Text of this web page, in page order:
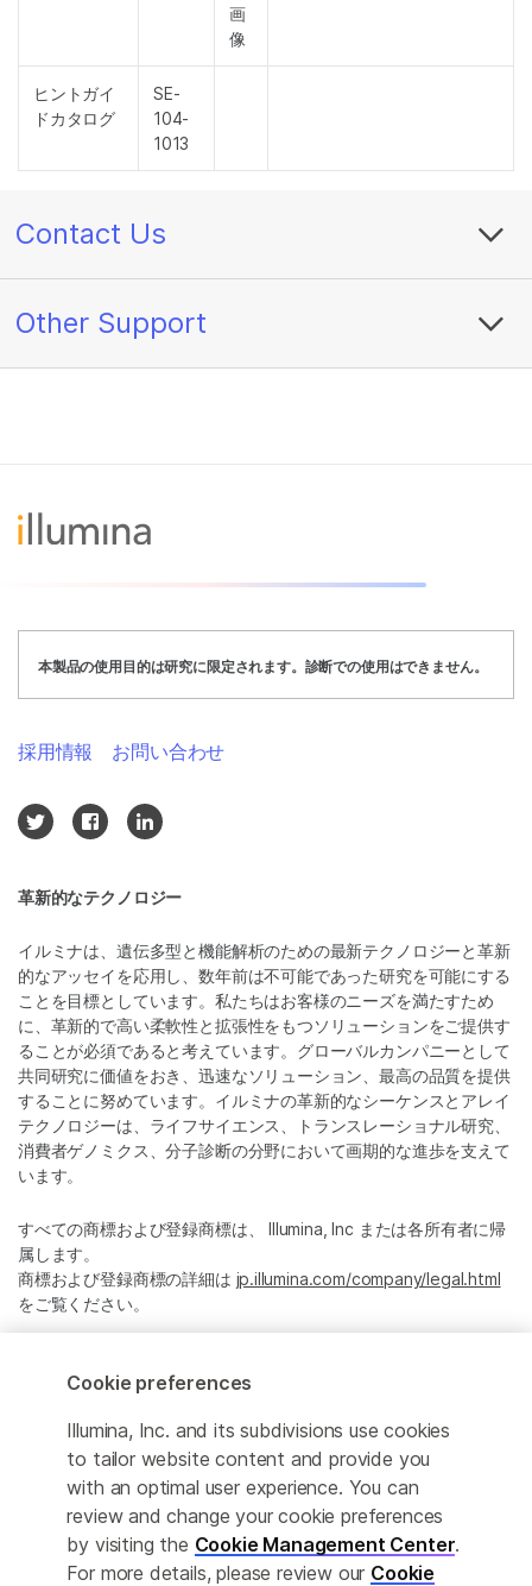
画
像
ヒントガイ
ドカタログ
SE-
104-
1013
Contact Us
Other Support
本製品の使用目的は研究に限定されます。診断での使用はできません。
このページは機械翻訳を利用しております。なるべく正確な翻訳を
革新的なテクノロジー
イルミナは、遺伝多型と機能解析のための最新テクノロジーと革新
的なアッセイを応用し、数年前は不可能であった研究を可能にする
ことを目標としています。私たちはお客様のニーズを満たすため
に、革新的で高い柔軟性と拡張性をもつソリューションをご提供す
ることが必須であると考えています。グローバルカンパニーとして
共同研究に価値をおき、迅速なソリューション、最高の品質を提供
することに努めています。イルミナの革新的なシーケンスとアレイ
テクノロジーは、ライフサイエンス、トランスレーショナル研究、
消費者ゲノミクス、分子診断の分野において画期的な進歩を支えて
います。
すべての商標および登録商標は、 Illumina, Inc または各所有者に帰
属します。
商標および登録商標の詳細は jp.illumina.com/company/legal.html
をご覧ください。
Cookie Management Center
プライバシーポリシ
採用情報 お問い合わせ
© 2026 Illumina, Inc. All rights reserved.
Cookie preferences
Illumina, Inc. and its subdivisions use cookies
to tailor website content and provide you
with an optimal user experience. You can
review and change your cookie preferences
by visiting the Cookie Management Center.
For more details, please review our Cookie